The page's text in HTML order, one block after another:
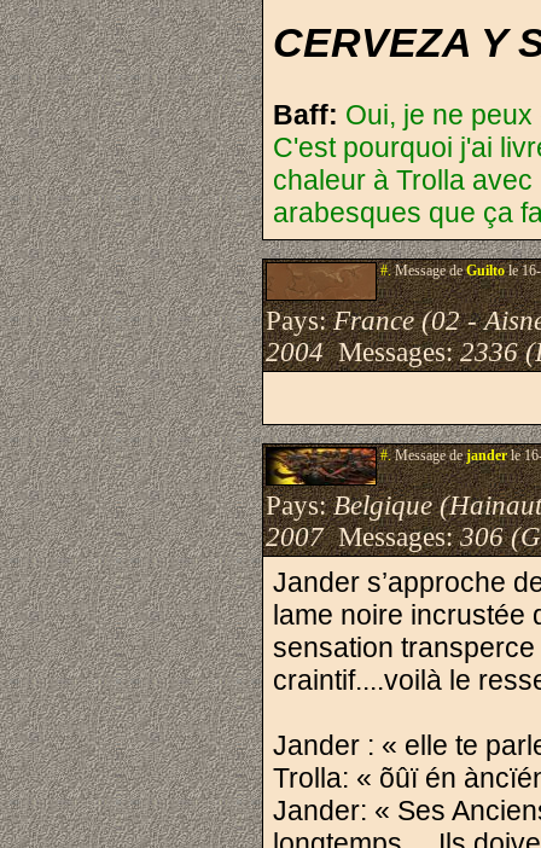
CERVEZA Y
Baff: Oui, je ne
C'est pourquoi j'ai
chaleur à Trolla
arabesques que ça
#.Message deGuiltole
Pays:France (02 -
2004Messages:2336
#.Message dejanderle
Pays:Belgique
2007Messages:306
Jander s’approche
lame noire incrustée
sensation
craintif....voilà le
Jander : « elle te
Trolla: « õûï én
Jander: « Ses